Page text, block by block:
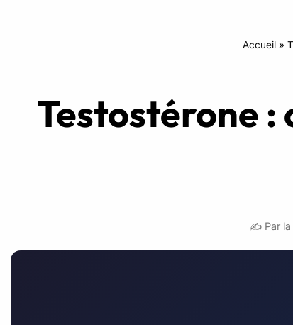
Accueil»
Testostérone :
✍️ Par la